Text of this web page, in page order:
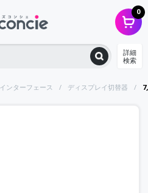
0
詳細
検索
インターフェース ディスプレイ切替器